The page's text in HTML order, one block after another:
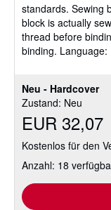
Neu - Hardcover
Zustand: Neu
EUR 32,07
Kostenlos für den
Anzahl: 18
standards. Sewing
block is actually
thread before
binding.